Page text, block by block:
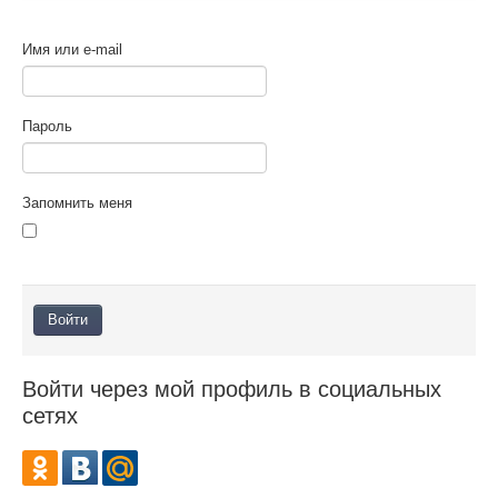
О НАС
Имя или e-mail
Пароль
Запомнить меня
Войти через мой профиль в социальных
сетях